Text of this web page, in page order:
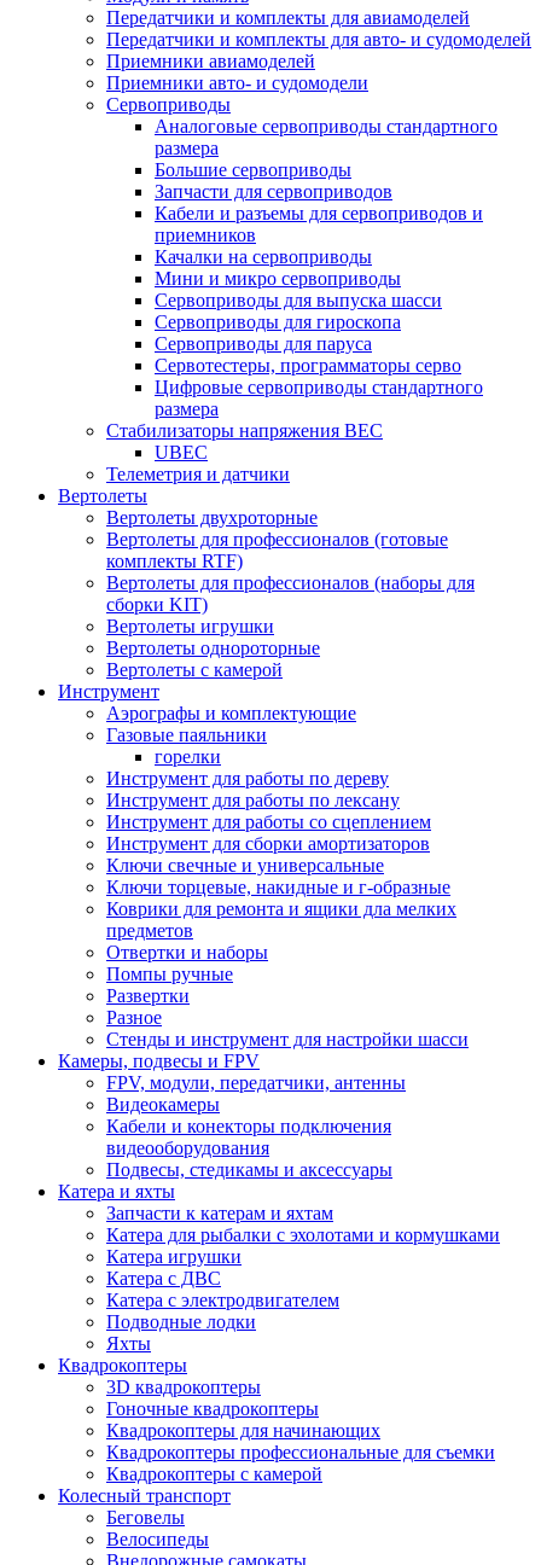
Передатчики и комплекты для авиамоделей
Передатчики и комплекты для авто- и судомоделей
Приемники авиамоделей
Приемники авто- и судомодели
Сервоприводы
Аналоговые сервоприводы стандартного
размера
Большие сервоприводы
Запчасти для сервоприводов
Кабели и разъемы для сервоприводов и
приемников
Качалки на сервоприводы
Мини и микро сервоприводы
Сервоприводы для выпуска шасси
Сервоприводы для гироскопа
Сервоприводы для паруса
Сервотестеры, программаторы серво
Цифровые сервоприводы стандартного
размера
Стабилизаторы напряжения BEC
UBEC
Телеметрия и датчики
Вертолеты
Вертолеты двухроторные
Вертолеты для профессионалов (готовые
комплекты RTF)
Вертолеты для профессионалов (наборы для
сборки KIT)
Вертолеты игрушки
Вертолеты однороторные
Вертолеты с камерой
Инструмент
Аэрографы и комплектующие
Газовые паяльники
горелки
Инструмент для работы по дереву
Инструмент для работы по лексану
Инструмент для работы со сцеплением
Инструмент для сборки амортизаторов
Ключи свечные и универсальные
Ключи торцевые, накидные и г-образные
Коврики для ремонта и ящики дла мелких
предметов
Отвертки и наборы
Помпы ручные
Развертки
Разное
Стенды и инструмент для настройки шасси
Камеры, подвесы и FPV
FPV, модули, передатчики, антенны
Видеокамеры
Кабели и конекторы подключения
видеооборудования
Подвесы, стедикамы и аксессуары
Катера и яхты
Запчасти к катерам и яхтам
Катера для рыбалки с эхолотами и кормушками
Катера игрушки
Катера с ДВС
Катера с электродвигателем
Подводные лодки
Яхты
Квадрокоптеры
3D квадрокоптеры
Гоночные квадрокоптеры
Квадрокоптеры для начинающих
Квадрокоптеры профессиональные для съемки
Квадрокоптеры с камерой
Колесный транспорт
Беговелы
Велосипеды
Внедорожные самокаты